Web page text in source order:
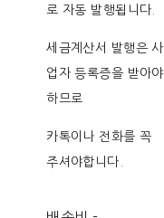
로 자동 발행됩니다.
세금계산서 발행은 사
업자 등록증을 받아야
하므로
카톡이나 전화를 꼭
주셔야합니다.